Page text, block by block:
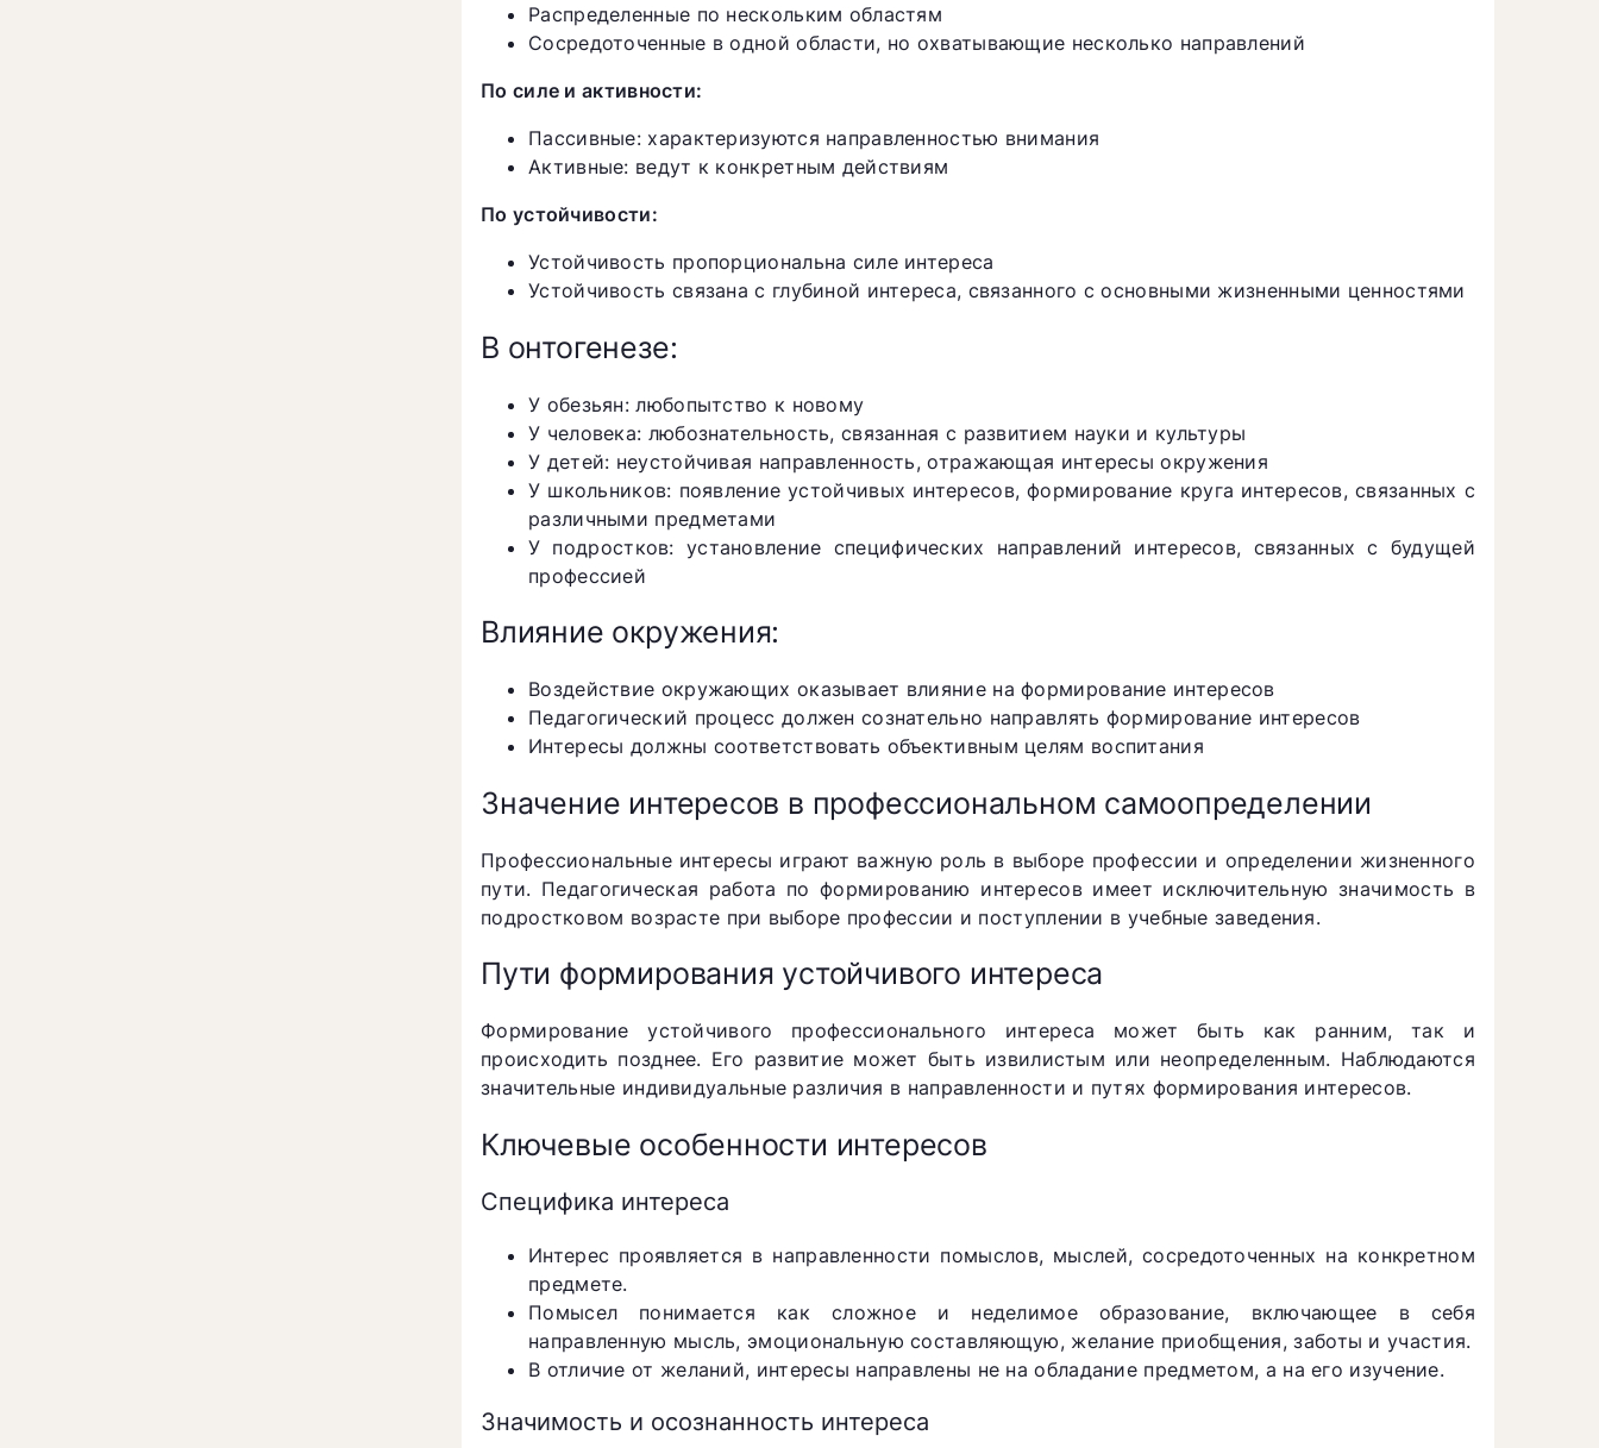
Распределенные по нескольким областям
Сосредоточенные в одной области, но охватывающие несколько направлений
По силе и активности:
Пассивные: характеризуются направленностью внимания
Активные: ведут к конкретным действиям
По устойчивости:
Устойчивость пропорциональна силе интереса
Устойчивость связана с глубиной интереса, связанного с основными жизненными ценностями
В онтогенезе:
У обезьян: любопытство к новому
У человека: любознательность, связанная с развитием науки и культуры
У детей: неустойчивая направленность, отражающая интересы окружения
У школьников: появление устойчивых интересов, формирование круга интересов, связанных с
различными предметами
У подростков: установление специфических направлений интересов, связанных с будущей
профессией
Влияние окружения:
Воздействие окружающих оказывает влияние на формирование интересов
Педагогический процесс должен сознательно направлять формирование интересов
Интересы должны соответствовать объективным целям воспитания
Значение интересов в профессиональном самоопределении
Профессиональные интересы играют важную роль в выборе профессии и определении жизненного
пути. Педагогическая работа по формированию интересов имеет исключительную значимость в
подростковом возрасте при выборе профессии и поступлении в учебные заведения.
Пути формирования устойчивого интереса
Формирование устойчивого профессионального интереса может быть как ранним, так и
происходить позднее. Его развитие может быть извилистым или неопределенным. Наблюдаются
значительные индивидуальные различия в направленности и путях формирования интересов.
Ключевые особенности интересов
Специфика интереса
Интерес проявляется в направленности помыслов, мыслей, сосредоточенных на конкретном
предмете.
Помысел понимается как сложное и неделимое образование, включающее в себя
направленную мысль, эмоциональную составляющую, желание приобщения, заботы и участия.
В отличие от желаний, интересы направлены не на обладание предметом, а на его изучение.
Значимость и осознанность интереса